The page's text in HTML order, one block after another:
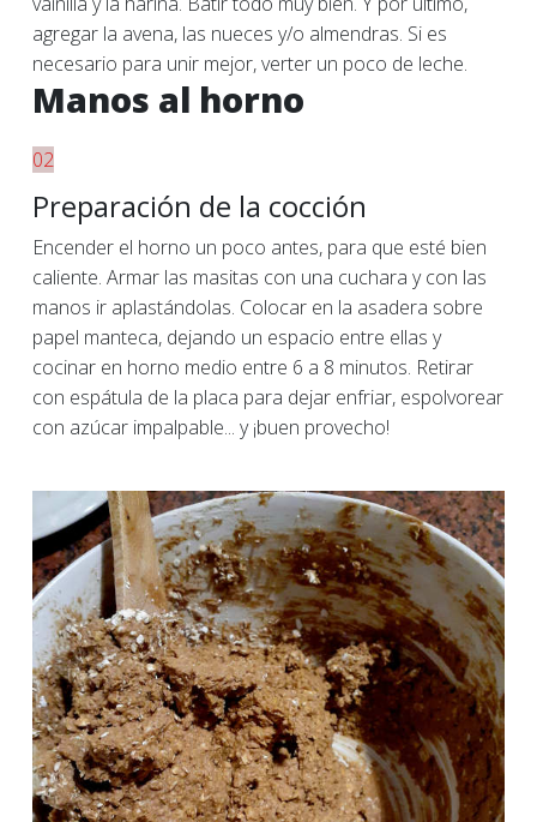
agregar la avena, las nueces y/o almendras. Si es
necesario para unir mejor, verter un poco de leche.
Manos al horno
02
Preparación de la cocción
Encender el horno un poco antes, para que esté bien
caliente. Armar las masitas con una cuchara y con las
manos ir aplastándolas. Colocar en la asadera sobre
papel manteca, dejando un espacio entre ellas y
cocinar en horno medio entre 6 a 8 minutos. Retirar
con espátula de la placa para dejar enfriar, espolvorear
con azúcar impalpable... y ¡buen provecho!